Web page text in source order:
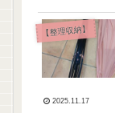
【整理収納】
2025.11.17